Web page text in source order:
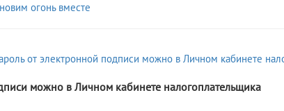
огонь вместе
можно в Личном кабинете налогоплательщика